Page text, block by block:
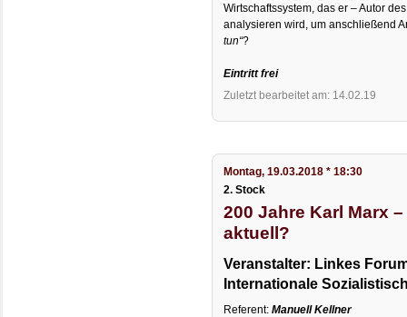
Wirtschaftssystem, das er – Autor
analysieren wird, um anschließend
tun“?
Eintritt frei
Zuletzt bearbeitet am: 14.02.19
Montag, 19.03.2018 * 18:30
2. Stock
200 Jahre Karl Marx
aktuell?
Veranstalter: Linkes
Internationale
Referent:Manuell Kellner